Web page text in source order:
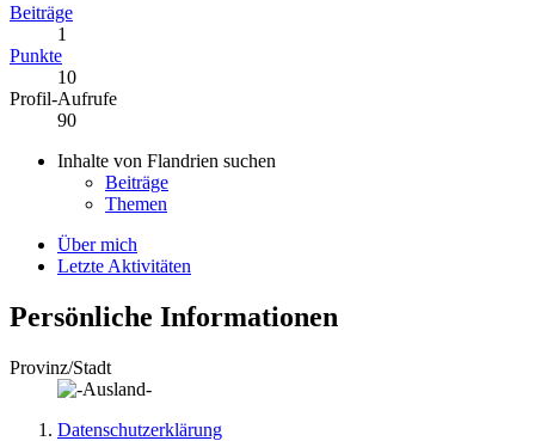
Beiträge
1
Punkte
10
Profil-Aufrufe
90
Inhalte von Flandrien suchen
Beiträge
Themen
Über mich
Letzte Aktivitäten
Persönliche Informationen
Provinz/Stadt
Datenschutzerklärung